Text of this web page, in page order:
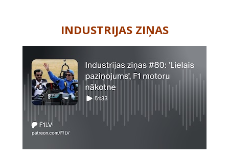
INDUSTRIJAS ZIŅAS